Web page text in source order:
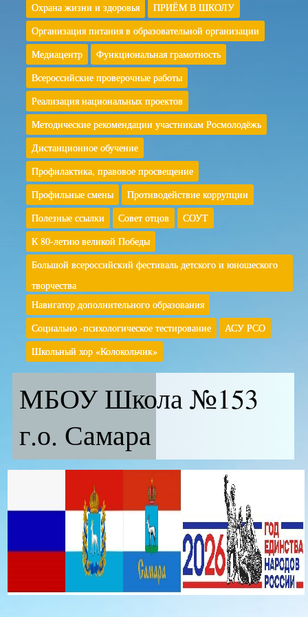
Охрана жизни и здоровья
ПРИЁМ В ШКОЛУ
Организация питания в образовательной организации
Медиацентр
Функциональная грамотность
Всероссийские проверочные работы
Реализация национальных проектов
Методические рекомендации участникам Росмолодёжь
Дистанционное обучение
Профилактика, правовое просвещение
Профильные смены
Противодействие коррупции
Полезные ссылки
Совет отцов
СОУТ
К 80-летию великой Победы
Большой всероссийский фестиваль детского и юношеского
творчества
Навигатор дополнительного образования
Социально -психологическое тестирование
АСУ РСО
Школьный хор «Колокольчик»
МБОУ Школа №153
г.о. Самара